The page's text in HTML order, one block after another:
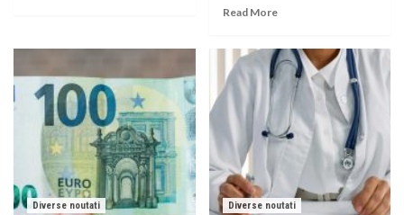
Read More
Diverse noutati
Diverse noutati